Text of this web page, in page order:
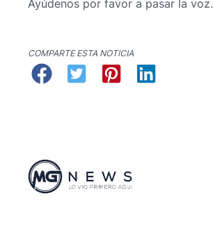
Ayúdenos por favor a pasar la voz.
COMPARTE ESTA NOTICIA